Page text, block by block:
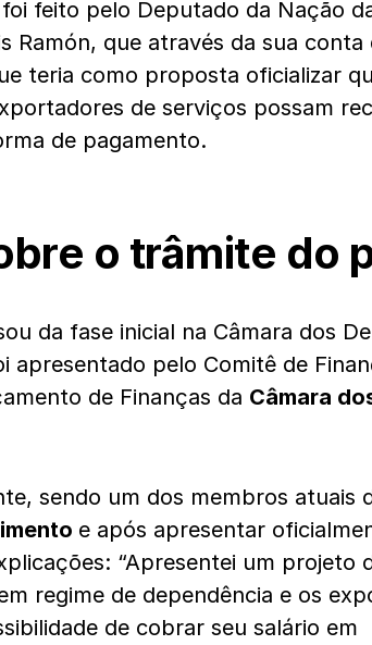
feito pelo Deputado da Nação
Ramón, que através da sua
teria como proposta oficializar
de serviços possam
de pagamento.
o trâmite do
da fase inicial na Câmara dos
apresentado pelo Comitê de
de Finanças da Câmara
sendo um dos membros atuais
e após apresentar
“Apresentei um projeto
regime de dependência e os
de cobrar seu salário em